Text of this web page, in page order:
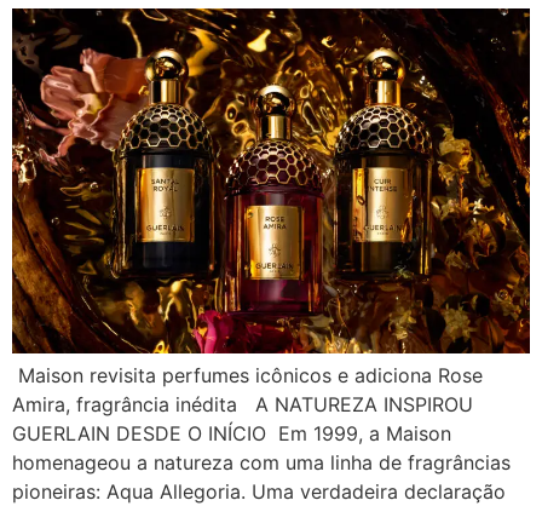
Maison revisita perfumes icônicos e adiciona Rose
Amira, fragrância inédita A NATUREZA INSPIROU
GUERLAIN DESDE O INÍCIO Em 1999, a Maison
homenageou a natureza com uma linha de fragrâncias
pioneiras: Aqua Allegoria. Uma verdadeira declaração